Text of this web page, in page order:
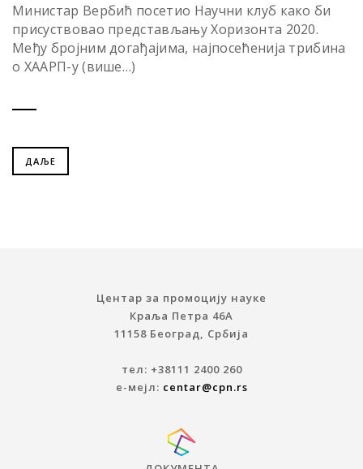
Министар Вербић посетиo Научни клуб како би
присуствовао представљању Хоризонта 2020.
Међу бројним догађајима, најпосећенија трибина
о ХААРП-у (више…)
ДАЉЕ
Центар за промоцију науке
Краља Петра 46A
11158 Београд, Србија
тел: +38111 2400 260
е-мејл: centar@cpn.rs